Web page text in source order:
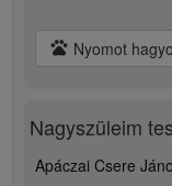
pets Nyomot
Nagyszüleim
Apáczai Csere